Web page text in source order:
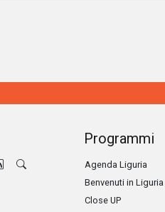
Programmi
Agenda Liguria
Benvenuti in Liguria
Close UP